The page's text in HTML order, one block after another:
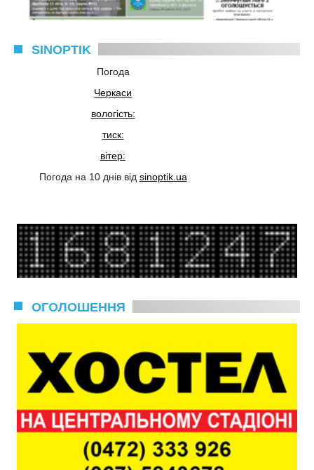
SINOPTIK
Погода
Черкаси
вологість:
тиск:
вітер:
Погода на 10 днів від sinoptik.ua
ОГОЛОШЕННЯ